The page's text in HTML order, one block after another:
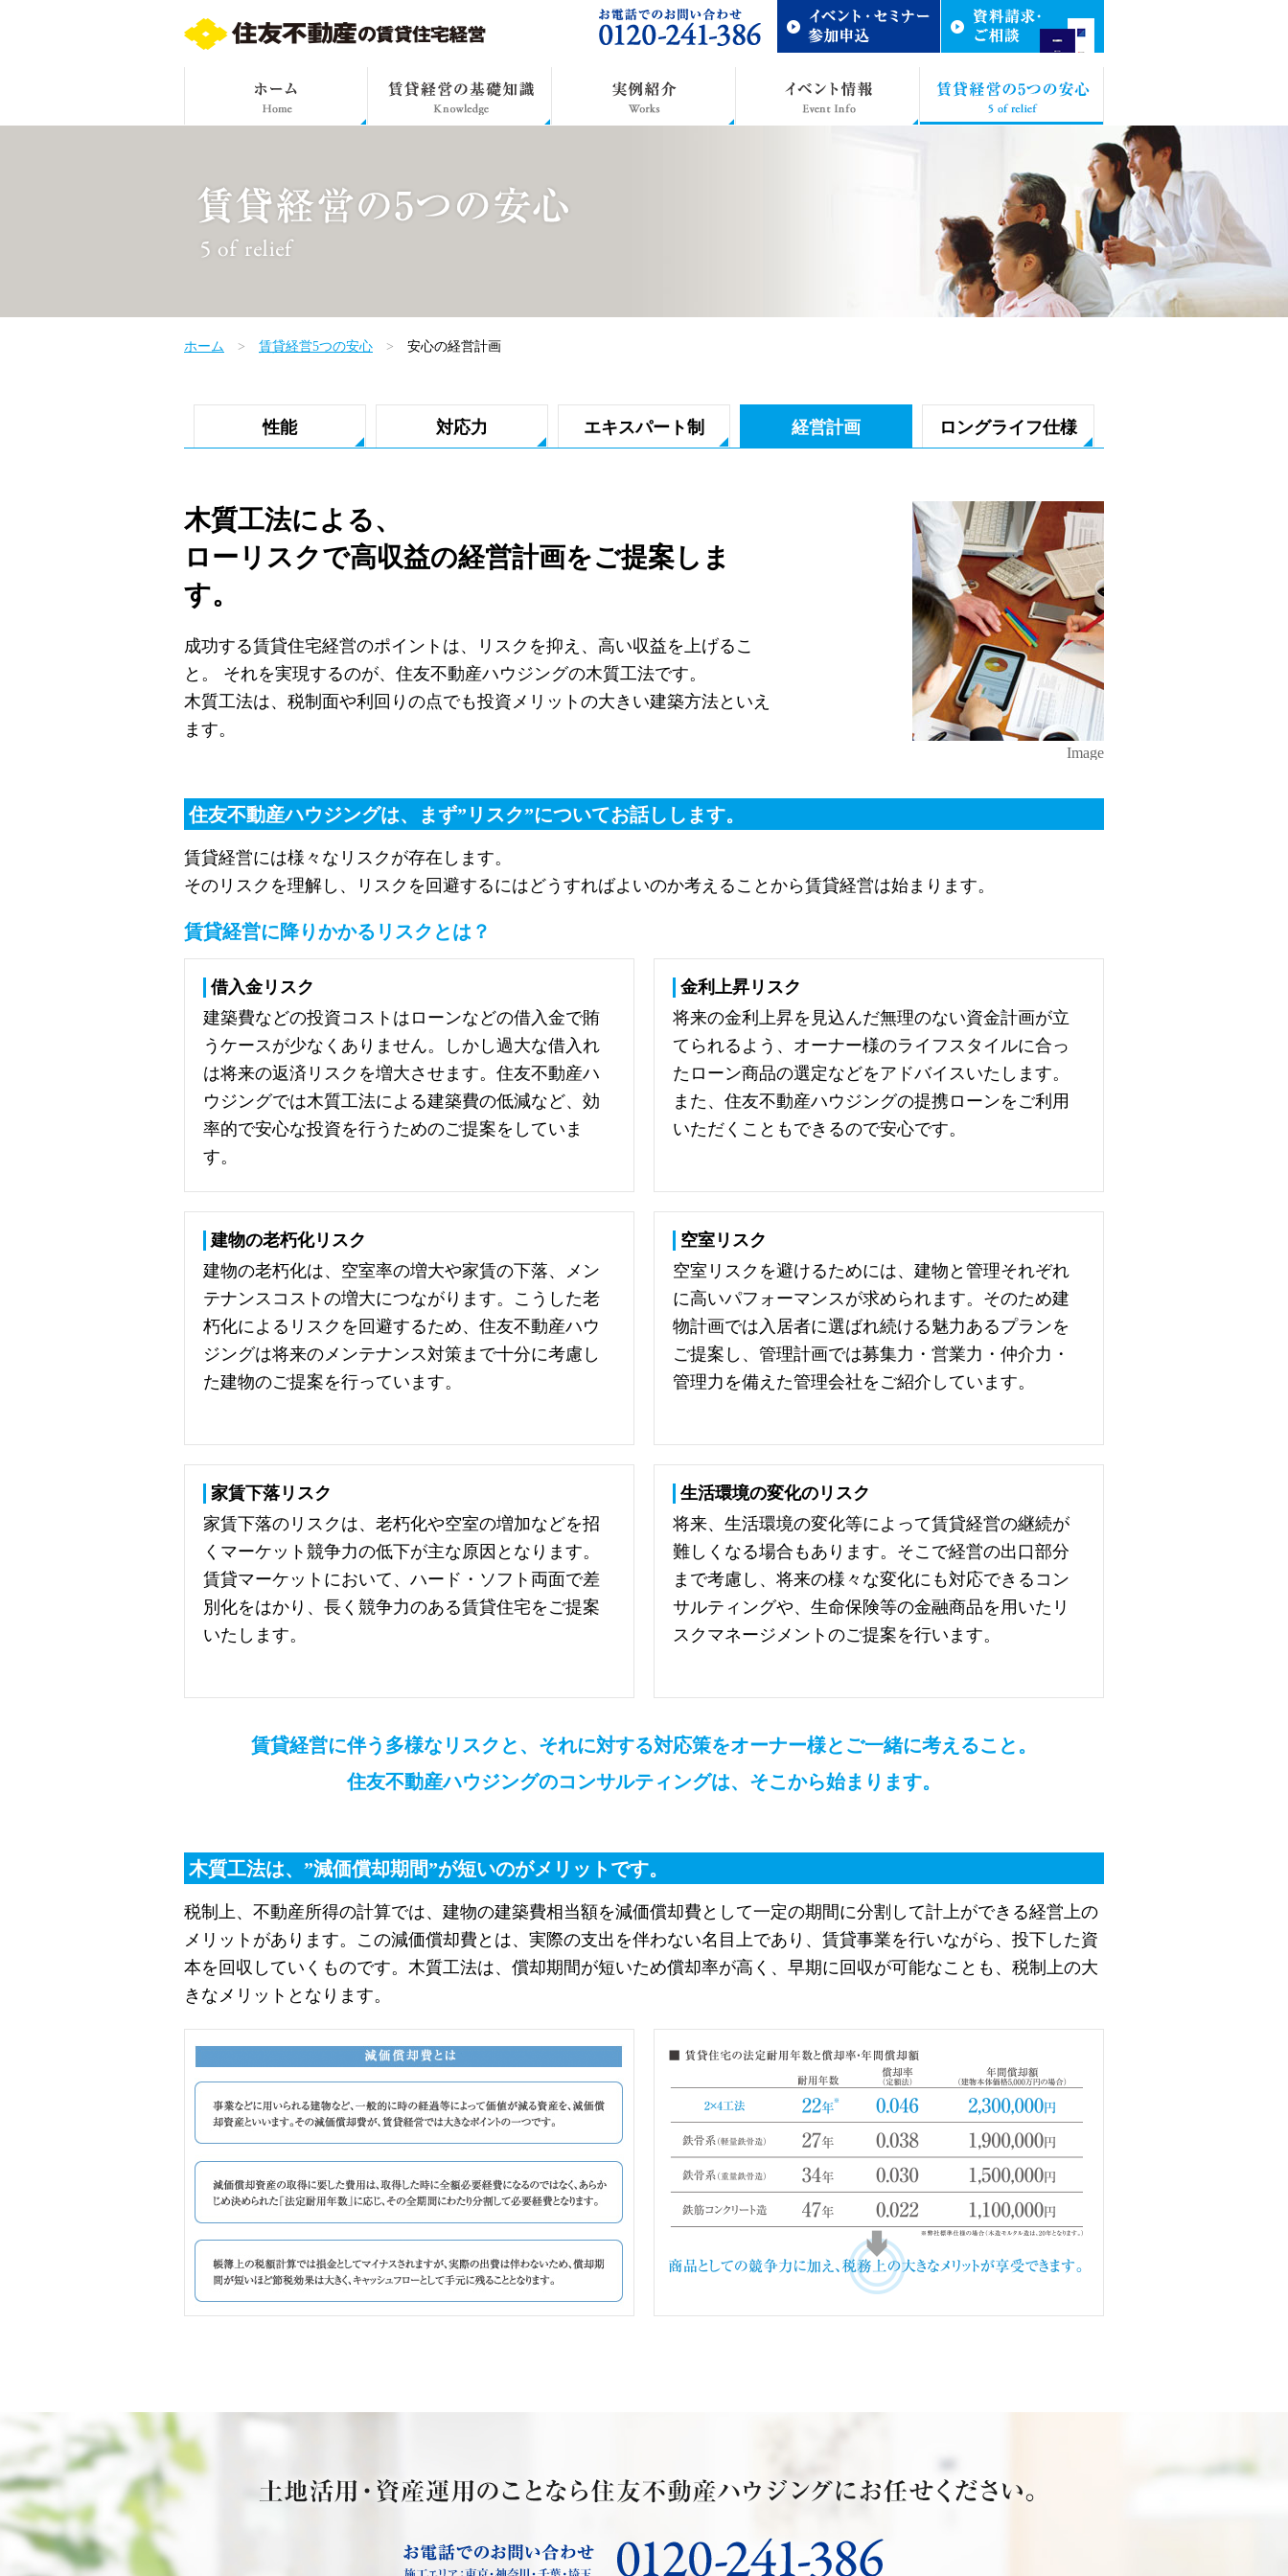
ホーム 賃貸経営5つの安心 安心の経営計画
性能 対応力 エキスパート制 経営計画 ロングライフ仕様
木質工法による、
ローリスクで高収益の経営計画をご提案しま
す。
成功する賃貸住宅経営のポイントは、リスクを抑え、高い収益を上げるこ
と。 それを実現するのが、住友不動産ハウジングの木質工法です。
木質工法は、税制面や利回りの点でも投資メリットの大きい建築方法といえ
ます。
Image
住友不動産ハウジングは、まず”リスク”についてお話しします。
賃貸経営には様々なリスクが存在します。
そのリスクを理解し、リスクを回避するにはどうすればよいのか考えることから賃貸経営は始まります。
賃貸経営に降りかかるリスクとは？
借入金リスク
建築費などの投資コストはローンなどの借入金で賄
うケースが少なくありません。しかし過大な借入れ
は将来の返済リスクを増大させます。住友不動産ハ
ウジングでは木質工法による建築費の低減など、効
率的で安心な投資を行うためのご提案をしていま
す。
金利上昇リスク
将来の金利上昇を見込んだ無理のない資金計画が立
てられるよう、オーナー様のライフスタイルに合っ
たローン商品の選定などをアドバイスいたします。
また、住友不動産ハウジングの提携ローンをご利用
いただくこともできるので安心です。
建物の老朽化リスク
建物の老朽化は、空室率の増大や家賃の下落、メン
テナンスコストの増大につながります。こうした老
朽化によるリスクを回避するため、住友不動産ハウ
ジングは将来のメンテナンス対策まで十分に考慮し
た建物のご提案を行っています。
空室リスク
空室リスクを避けるためには、建物と管理それぞれ
に高いパフォーマンスが求められます。そのため建
物計画では入居者に選ばれ続ける魅力あるプランを
ご提案し、管理計画では募集力・営業力・仲介力・
管理力を備えた管理会社をご紹介しています。
家賃下落リスク
家賃下落のリスクは、老朽化や空室の増加などを招
くマーケット競争力の低下が主な原因となります。
賃貸マーケットにおいて、ハード・ソフト両面で差
別化をはかり、長く競争力のある賃貸住宅をご提案
いたします。
生活環境の変化のリスク
将来、生活環境の変化等によって賃貸経営の継続が
難しくなる場合もあります。そこで経営の出口部分
まで考慮し、将来の様々な変化にも対応できるコン
サルティングや、生命保険等の金融商品を用いたリ
スクマネージメントのご提案を行います。
賃貸経営に伴う多様なリスクと、 それに対する対応策をオーナー様と ご一緒に考えること。
住友不動産ハウジングのコンサルティングは、 そこから始まります。
木質工法は、”減価償却期間”が短いのがメリットです。
税制上、不動産所得の計算では、建物の建築費相当額を減価償却費として一定の期間に分割して計上ができる経営上の
メリットがあります。この減価償却費とは、実際の支出を伴わない名目上であり、賃貸事業を行いながら、投下した資
本を回収していくものです。木質工法は、償却期間が短いため償却率が高く、早期に回収が可能なことも、税制上の大
きなメリットとなります。